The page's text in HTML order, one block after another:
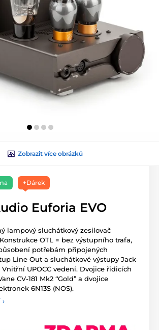
Zobrazit více obrázků
+Dárek
Euforia EVO
lampový sluchátkový zesilovač
OTL = bez výstupního trafa,
potřebám připojených
Line Out a sluchátkové výstupy Jack
Vnitřní UPOCC vedení. Dvojice řídicích
CV-181 Mk2 “Gold” a dvojice
6N13S (NOS).